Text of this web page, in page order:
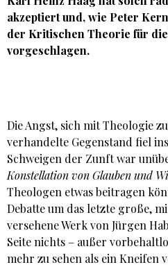
akzeptiert und, wie Peter Kern
der Kritischen Theorie für
vorgeschlagen.
Die Angst, sich mit Theologie
verhandelte Gegenstand fiel
Schweigen der Zunft war
Konstellation von Glauben und
Theologen etwas beitragen
Debatte um das letzte große,
versehene Werk von Jürgen
Seite nichts – außer
mehr zu sehen als ein Kneifen